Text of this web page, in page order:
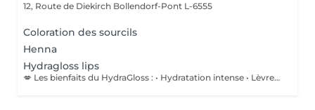
12, Route de Diekirch Bollendorf-Pont L-6555
Coloration des sourcils
Henna
Hydragloss lips
💋 Les bienfaits du HydraGloss : • Hydratation intense • Lèvres plus douces et plus lisses • Réduction des petites ridules • Amélioration de la texture et de l'élasticité • Effet repulpé naturel, sans injections • Des lèvres éclatantes, confortables et parfaitement nourries Ce soin est idéal pour les lèvres sèches, déshydratées ou fragilisées, et peut être réalisé tout au long de l'année.